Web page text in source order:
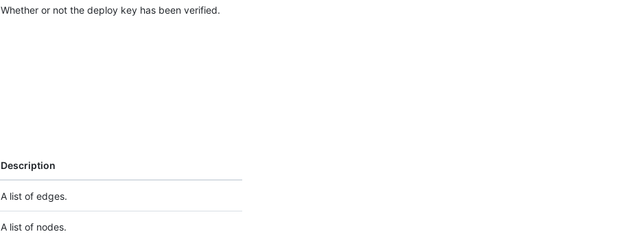
Whether or not the deploy key has been verified.
Description
A list of edges.
A list of nodes.